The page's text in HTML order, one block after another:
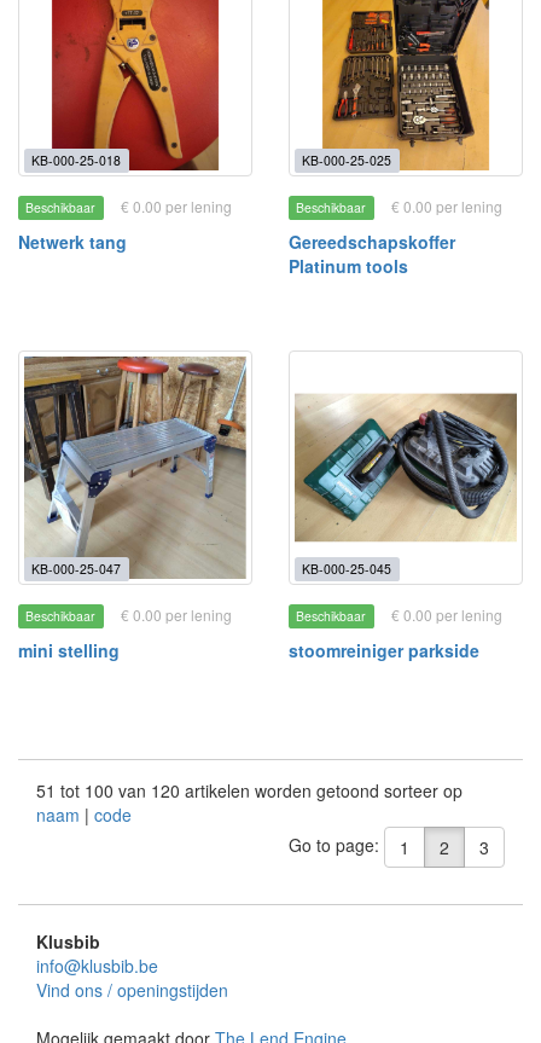
KB-000-25-018
Beschikbaar € 0.00 per lening
Netwerk tang
KB-000-25-025
Beschikbaar € 0.00 per lening
Gereedschapskoffer
Platinum tools
KB-000-25-047
Beschikbaar € 0.00 per lening
mini stelling
KB-000-25-045
Beschikbaar € 0.00 per lening
stoomreiniger parkside
51 tot 100 van 120 artikelen worden getoond sorteer op
naam | code
Go to page:
1 2 3
Klusbib
info@klusbib.be
Vind ons / openingstijden
Mogelijk gemaakt door The Lend Engine